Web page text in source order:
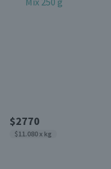
$2770
$11.080 x kg